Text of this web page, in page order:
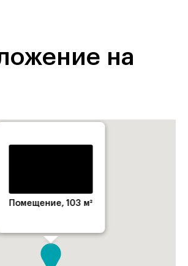
на
Помещение, 103 м²